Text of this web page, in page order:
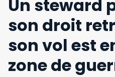
Un steward
son droit
son vol est
zone de